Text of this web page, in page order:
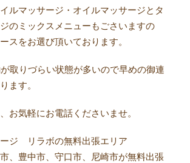
ルマッサージ・オイルマッサージとタ
のミックスメニューもごさいますの
スをお選び頂いております。
取りづらい状態が多いので早めの御連
ます。
お気軽にお電話くださいませ。
ジ リラボの無料出張エリア
、豊中市、守口市、尼崎市が無料出張